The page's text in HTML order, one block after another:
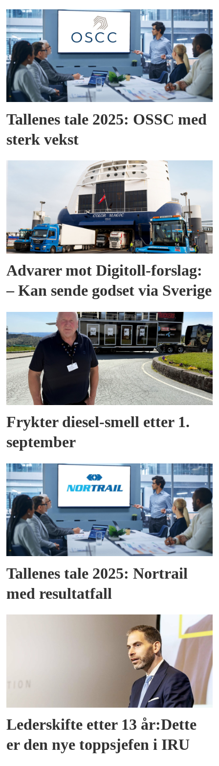
Tallenes tale 2025: OSSC med
sterk vekst
Advarer mot Digitoll-forslag:
– Kan sende godset via Sverige
Frykter diesel-smell etter 1.
september
Tallenes tale 2025: Nortrail
med resultatfall
Lederskifte etter 13 år:Dette
er den nye toppsjefen i IRU